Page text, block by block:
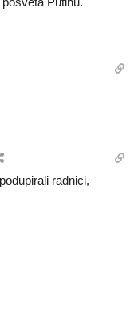
radnici,